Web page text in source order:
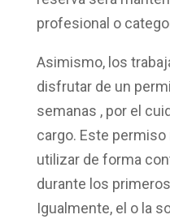
profesional o
Asimismo, los
disfrutar de un
semanas , por el
cargo. Este permiso
utilizar de forma
durante los
Igualmente, el o la